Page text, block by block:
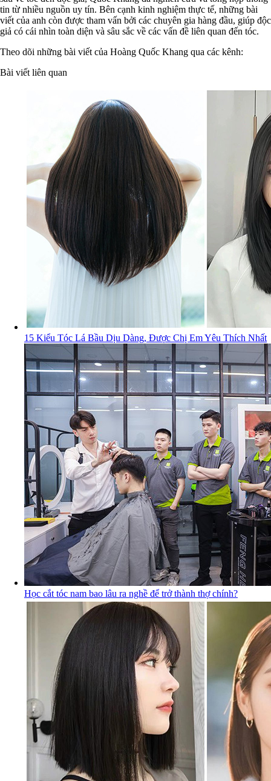
tin từ nhiều nguồn uy tín. Bên cạnh kinh nghiệm thực tế, những bài
viết của anh còn được tham vấn bởi các chuyên gia hàng đầu, giúp độc
giả có cái nhìn toàn diện và sâu sắc về các vấn đề liên quan đến tóc.
Theo dõi những bài viết của Hoàng Quốc Khang qua các kênh:
Bài viết liên quan
15 Kiểu Tóc Lá Bầu Dịu Dàng, Được Chị Em Yêu Thích Nhất
Học cắt tóc nam bao lâu ra nghề để trở thành thợ chính?